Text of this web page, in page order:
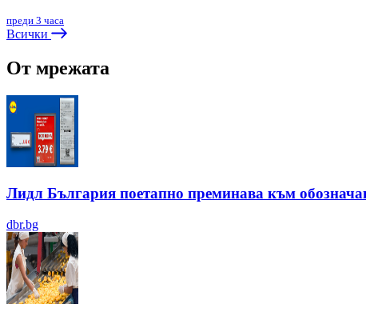
преди 3 часа
Всички
От мрежата
Лидл България поетапно преминава към
dbr.bg